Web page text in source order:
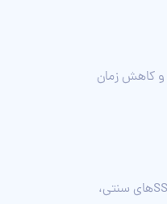
و کاهش زمان
هاردهای NVMe نسل جدیدی از حافظه‌های ذخیره‌سازی هستند که با سرعت خواندن و نوشتن بسیار بالا عملکرد فوق‌العاده‌ای ارائه می‌دهند. این نوع هاردها در مقایسه با SSDهای سنتی،